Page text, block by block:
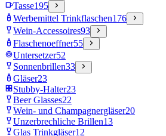
Tasse195
Werbemittel Trinkflaschen176
Wein-Accessoires93
Flaschenoeffner55
Untersetzer52
Sonnenbrillen33
Gläser23
Stubby-Halter23
Beer Glasses22
Wein- und Champagnergläser20
Unzerbrechliche Brillen13
Glas Trinkgläser12